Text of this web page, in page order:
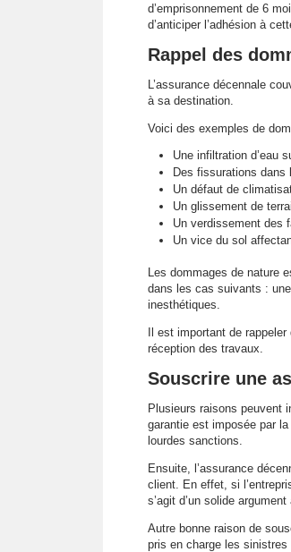
d’emprisonnement de 6
d’anticiper l’adhésion à
Rappel des
L’assurance décennale
à sa destination.
Voici des exemples de
Une infiltration d’eau
Des fissurations dans
Un défaut de
Un glissement de
Un verdissement des
Un vice du sol
Les dommages de nature
dans les cas suivants :
inesthétiques.
Il est important de
réception des travaux.
Souscrire une
Plusieurs raisons peuvent
garantie est imposée par
lourdes sanctions.
Ensuite, l’assurance
client. En effet, si
s’agit d’un solide
Autre bonne raison de
pris en charge les sinistres